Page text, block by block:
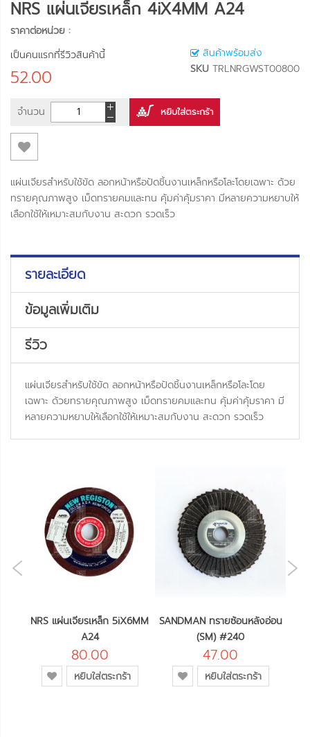
NRS แผ่นเจียรเหล็ก 4iX4MM A24
ราคาต่อหน่วย :
สินค้าพร้อมส่ง
SKU TRLNRGWST00800
เป็นคนแรกที่รีวิวสินค้านี้
52.00
จำนวน หยิบใส่ตระกร้า
แผ่นเจียรสำหรับใช้ขัด ลอกหน้าหรือปัดชิ้นงานเหล็กหรือโละโดยเฉพาะ ด้วย
ทรายคุณภาพสูง เม็ดทรายคมและทน คุ้มค่าคุ้มราคา มีหลายความหยาบให้
เลือกใช้ให้เหมาะสมกับงาน สะดวก รวดเร็ว
รายละเอียด
ข้อมูลเพิ่มเติม
รีวิว
แผ่นเจียรสำหรับใช้ขัด ลอกหน้าหรือปัดชิ้นงานเหล็กหรือโละโดย
เฉพาะ ด้วยทรายคุณภาพสูง เม็ดทรายคมและทน คุ้มค่าคุ้มราคา มี
หลายความหยาบให้เลือกใช้ให้เหมาะสมกับงาน สะดวก รวดเร็ว
NRS แผ่นเจียรเหล็ก 5iX6MM
A24
80.00
เพิ่ม
หยิบใส่ตระกร้า
SANDMAN ทรายซ้อนหลังอ่อน
(SM) #240
47.00
เพิ่ม
หยิบใส่ตระกร้า